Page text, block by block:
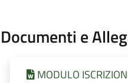
Documenti e
MODULO